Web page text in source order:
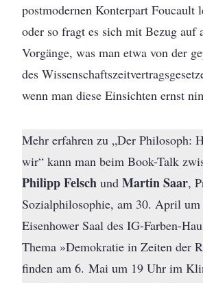
postmodernen Konterpart Foucault
oder so fragt es sich mit Bezug auf
Vorgänge, was man etwa von der
des
wenn man diese Einsichten ernst
Mehr erfahren zu „Der Philosoph:
wir“ kann man beim Book-Talk
Philipp Felsch undMartin Saar,
Sozialphilosophie, am 30. April
Eisenhower Saal des IG-Farben-
Thema »Demokratie in Zeiten der
finden am 6. Mai um 19 Uhr im